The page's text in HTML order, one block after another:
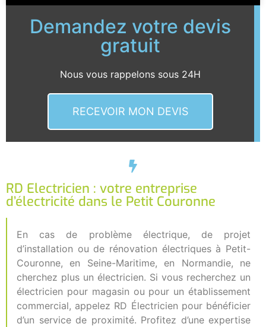
Demandez votre devis
gratuit
Nous vous rappelons sous 24H
RECEVOIR MON DEVIS
RD Electricien : votre entreprise
d’électricité dans le Petit Couronne
En cas de problème électrique, de projet
d’installation ou de rénovation électriques à Petit-
Couronne, en Seine-Maritime, en Normandie, ne
cherchez plus un électricien. Si vous recherchez un
électricien pour magasin ou pour un établissement
commercial, appelez RD Électricien pour bénéficier
d’un service de proximité. Profitez d’une expertise